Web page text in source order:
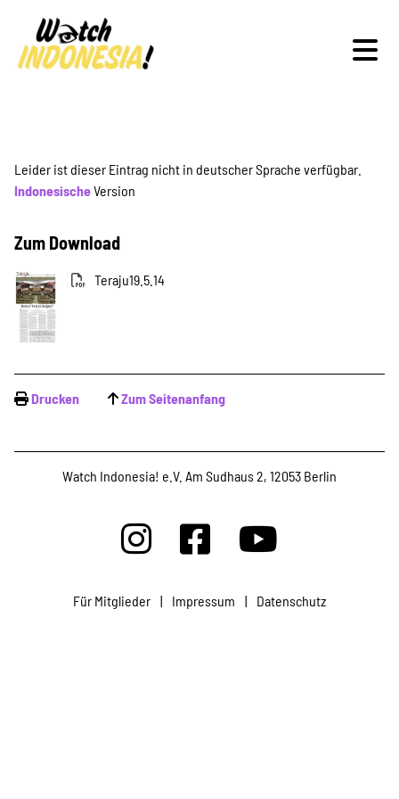
Schwerpunkte
Veranstaltungen
Projekte
Kampagne
Stellenangebote
Leider ist dieser Eintrag nicht in deutscher Sprache verfügbar.
IndonesischeVersion
Zum Download
Teraju19.5.14
Drucken Zum Seitenanfang
Watch Indonesia! e.V. Am Sudhaus 2, 12053 Berlin
Für Mitglieder | Impressum | Datenschutz